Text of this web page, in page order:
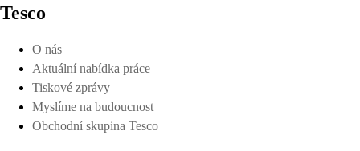
Tesco
O nás
Aktuální nabídka práce
Tiskové zprávy
Myslíme na budoucnost
Obchodní skupina Tesco